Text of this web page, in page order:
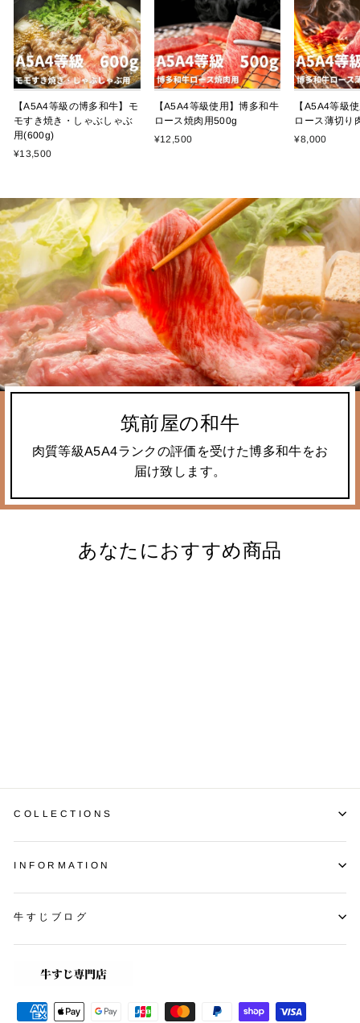
【A5A4等級の博多和牛】モ
モすき焼き・しゃぶしゃぶ
用(600g)
¥13,500
【A5A4等級使用】博多和牛
ロース焼肉用500g
¥12,500
【A5A4等級
ロース薄切り
¥8,000
筑前屋の和牛
肉質等級A5A4ランクの評価を受けた博多和牛をお
届け致します。
あなたにおすすめ商品
COLLECTIONS
INFORMATION
牛すじブログ